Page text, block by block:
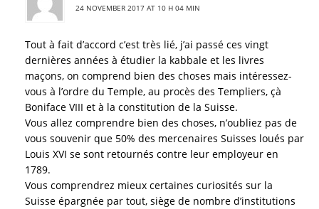
24 NOVEMBER 2017 AT 10 H 04 MIN
Tout à fait d’accord c’est très lié, j’ai passé ces vingt
dernières années à étudier la kabbale et les livres
maçons, on comprend bien des choses mais intéressez-
vous à l’ordre du Temple, au procès des Templiers, çà
Boniface VIII et à la constitution de la Suisse.
Vous allez comprendre bien des choses, n’oubliez pas de
vous souvenir que 50% des mercenaires Suisses loués par
Louis XVI se sont retournés contre leur employeur en
1789.
Vous comprendrez mieux certaines curiosités sur la
Suisse épargnée par tout, siège de nombre d’institutions